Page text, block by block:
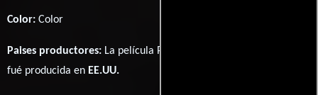
Color: Color
Paises productores: La película Pasang: In the Shadow of Everest
fué producida en EE.UU.